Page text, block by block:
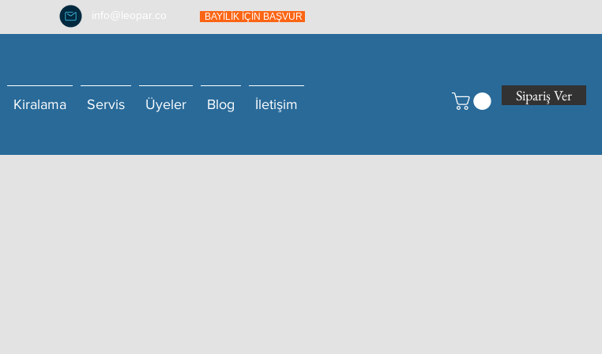
info@leopar.co BAYİLİK İÇİN BAŞVUR
Kiralama Servis Üyeler Blog İletişim Sipariş Ver